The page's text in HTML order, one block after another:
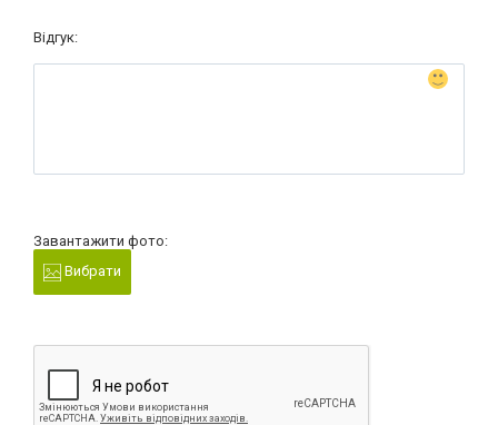
Відгук:
Завантажити фото:
Вибрати